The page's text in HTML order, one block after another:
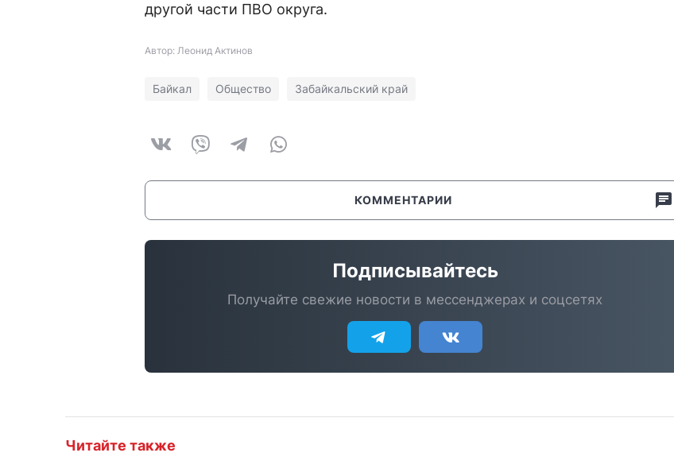
другой части ПВО округа.
Автор: Леонид Актинов
Байкал Общество Забайкальский край
КОММЕНТАРИИ
Подписывайтесь
Получайте свежие новости в мессенджерах и соцсетях
Читайте также